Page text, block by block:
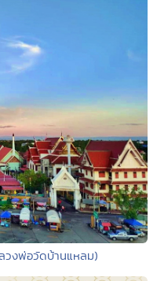
วงพ่อวัดบ้านแหลม)